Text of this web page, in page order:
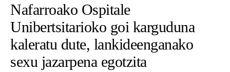
Nafarroako Ospitale
Unibertsitarioko goi karguduna
kaleratu dute, lankideenganako
sexu jazarpena egotzita